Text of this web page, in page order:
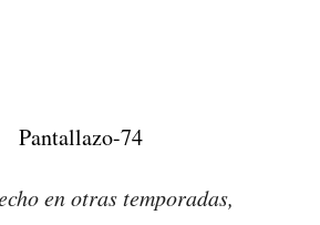
en otras temporadas,